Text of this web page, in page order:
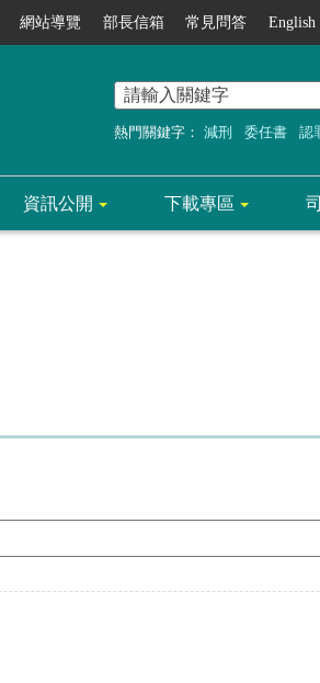
網站導覽 部長信箱 常見問答 English
熱門關鍵字： 減刑 委任書 認
資訊公開 下載專區